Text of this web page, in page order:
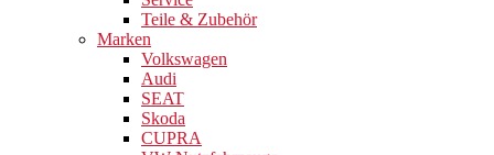
Teile & Zubehör
Marken
Volkswagen
Audi
SEAT
Skoda
CUPRA